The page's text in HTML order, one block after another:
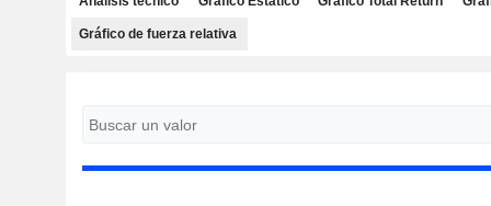
Gráfico de fuerza relativa